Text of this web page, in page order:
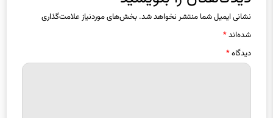
نشانی ایمیل شما منتشر نخواهد شد. بخش‌های موردنیاز علامت‌گذاری
شده‌اند*
دیدگاه*